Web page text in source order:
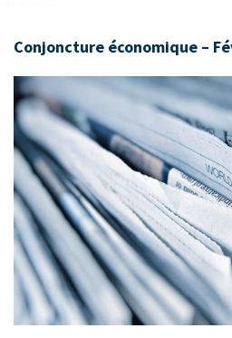
Conjoncture économique –